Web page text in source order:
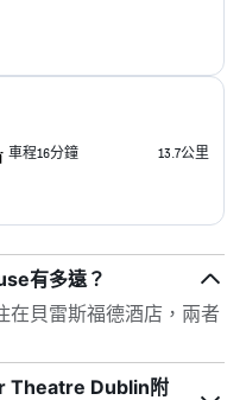
車程16分鐘 13.7公里
有多遠？
在貝雷斯福德酒店，兩者
Theatre Dublin附